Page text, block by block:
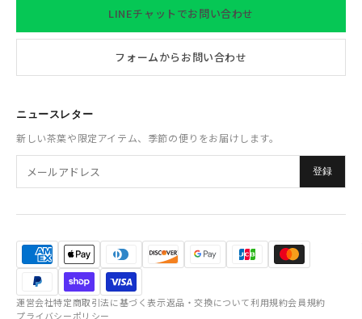
LINEチャットでお問い合わせ
フォームからお問い合わせ
ニュースレター
新しい茶葉や限定アイテム、季節の便りをお届けします。
登録
運営会社特定商取引法に基づく表示返品・交換について利用規約会員規約
プライバシーポリシー